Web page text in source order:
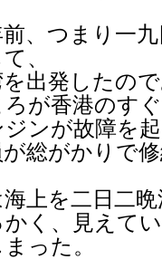
、つまり一
、
を出発したの
ろが香港のす
ジンが故障を
が総がかりで
上を二日二
く、見えて
った。